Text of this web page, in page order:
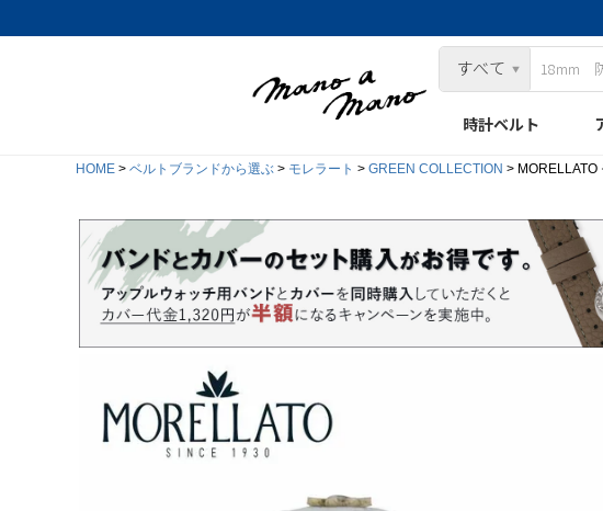
時計ベルト
HOME ベルトブランドから選ぶ モレラート GREEN COLLECTION